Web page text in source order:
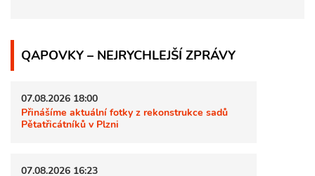
QAPOVKY – NEJRYCHLEJŠÍ ZPRÁVY
07.08.2026 18:00
Přinášíme aktuální fotky z rekonstrukce sadů
Pětatřicátníků v Plzni
07.08.2026 16:23